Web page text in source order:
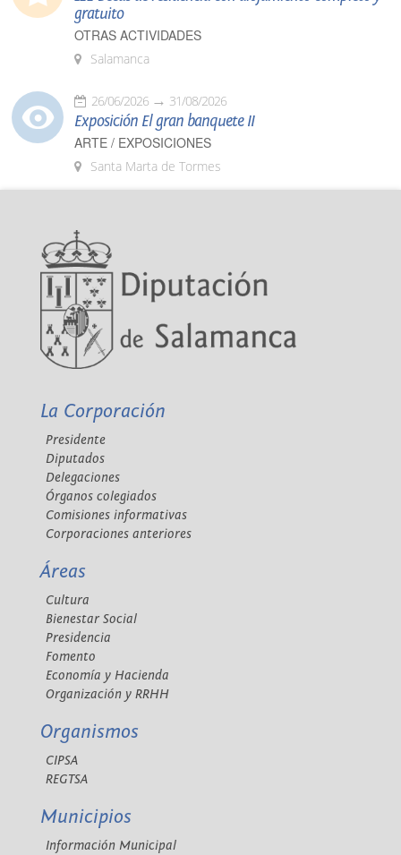
gratuito
OTRAS ACTIVIDADES
Salamanca
26/06/2026 31/08/2026
Exposición El gran banquete II
ARTE / EXPOSICIONES
Santa Marta de Tormes
La Corporación
Presidente
Diputados
Delegaciones
Órganos colegiados
Comisiones informativas
Corporaciones anteriores
Áreas
Cultura
Bienestar Social
Presidencia
Fomento
Economía y Hacienda
Organización y RRHH
Organismos
CIPSA
REGTSA
Municipios
Información Municipal